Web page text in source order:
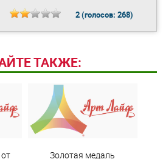
2(голосов: 268)
ТАКЖЕ:
Золотая медаль